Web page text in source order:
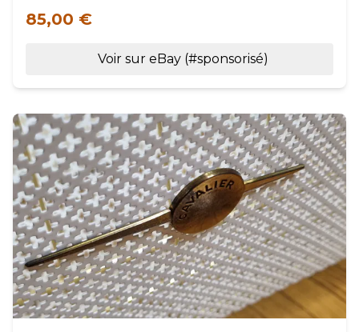
85,00 €
Voir sur eBay (#sponsorisé)